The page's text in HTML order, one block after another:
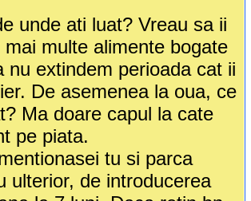
unde ati luat? Vreau sa ii
multe alimente bogate
nu extindem perioada cat ii
De asemenea la oua, ce
Ma doare capul la cate
pe piata.
tu si parca
ulterior, de introducerea